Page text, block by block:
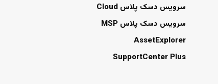
سرویس دسک پلاس Cloud
سرویس دسک پلاس MSP
AssetExplorer
SupportCenter Plus